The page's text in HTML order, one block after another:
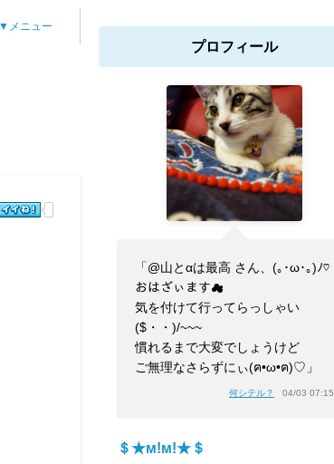
▼メニュー
プロフィール
「@山とαは最高 さん、(⁠｡⁠･⁠ω⁠･⁠｡⁠)⁠ﾉ⁠♡
おはざぃます☁
気を付けて行ってらっしゃい
($・・)/~~~
慣れるまで大変でしょうけど
ご無理なさらずにぃ(ฅ•ω•ฅ)♡」
何シテル？ 04/03 07:15
＄★м!м!★＄